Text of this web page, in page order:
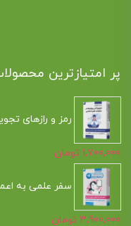
پر امتیازترین
رمز و رازهای
1,700,000 تومان
سفر علمی به
3,900,000 تومان